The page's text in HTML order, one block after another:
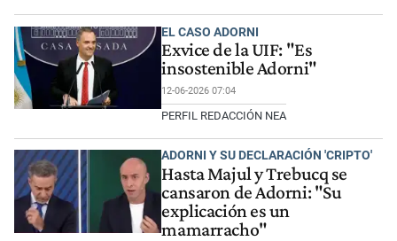
EL CASO ADORNI
Exvice de la UIF: "Es
insostenible Adorni"
12-06-2026 07:04
PERFIL REDACCIÓN NEA
ADORNI Y SU DECLARACIÓN 'CRIPTO'
Hasta Majul y Trebucq se
cansaron de Adorni: "Su
explicación es un
mamarracho"